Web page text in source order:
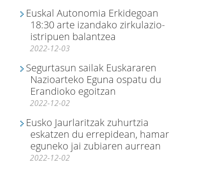
Euskal Autonomia Erkidegoan
18:30 arte izandako zirkulazio-
istripuen balantzea
2022-12-03
Segurtasun sailak Euskararen
Nazioarteko Eguna ospatu du
Erandioko egoitzan
2022-12-02
Eusko Jaurlaritzak zuhurtzia
eskatzen du errepidean, hamar
eguneko jai zubiaren aurrean
2022-12-02